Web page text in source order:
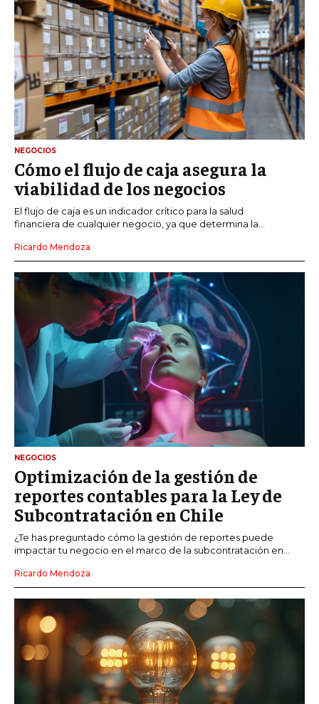
NEGOCIOS
Cómo el flujo de caja asegura la
viabilidad de los negocios
El flujo de caja es un indicador crítico para la salud
financiera de cualquier negocio, ya que determina la...
Ricardo Mendoza
NEGOCIOS
Optimización de la gestión de
reportes contables para la Ley de
Subcontratación en Chile
¿Te has preguntado cómo la gestión de reportes puede
impactar tu negocio en el marco de la subcontratación en...
Ricardo Mendoza